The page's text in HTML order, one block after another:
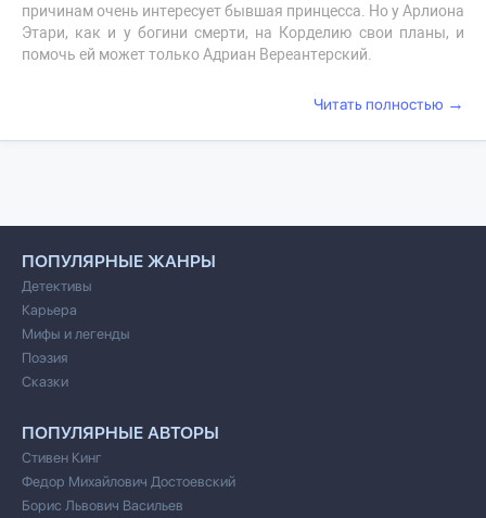
причинам очень интересует бывшая принцесса. Но у Арлиона
Этари, как и у богини смерти, на Корделию свои планы, и
помочь ей может только Адриан Вереантерский.
Читать полностью →
ПОПУЛЯРНЫЕ ЖАНРЫ
Детективы
Карьера
Мифы и легенды
Поэзия
Сказки
ПОПУЛЯРНЫЕ АВТОРЫ
Стивен Кинг
Федор Михайлович Достоевский
Борис Львович Васильев